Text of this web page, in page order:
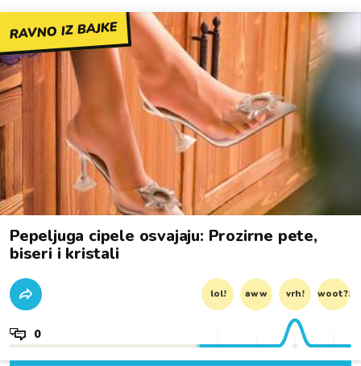
RAVNO IZ BAJKE
Pepeljuga cipele osvajaju: Prozirne pete,
biseri i kristali
lol! aww vrh! woot?!
0